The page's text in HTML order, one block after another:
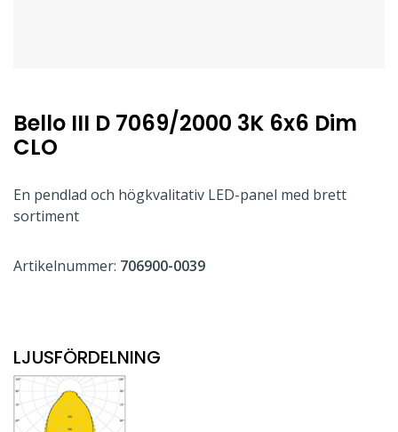
Bello III D 7069/2000 3K 6x6 Dim
CLO
En pendlad och högkvalitativ LED-panel med brett
sortiment
Artikelnummer: 706900-0039
LJUSFÖRDELNING